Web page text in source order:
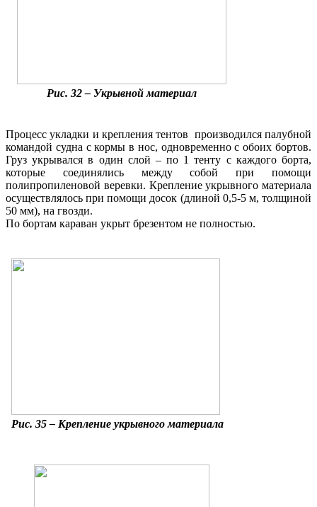
Рис. 32 – Укрывной материал
Процесс укладки и крепления тентов производился палубной
командой судна с кормы в нос, одновременно с обоих бортов.
Груз укрывался в один слой – по 1 тенту с каждого борта,
которые соединялись между собой при помощи
полипропиленовой веревки. Крепление укрывного материала
осуществлялось при помощи досок (длиной 0,5-5 м, толщиной
50 мм), на гвозди.
По бортам караван укрыт брезентом не полностью.
Рис. 35 – Крепление укрывного материала